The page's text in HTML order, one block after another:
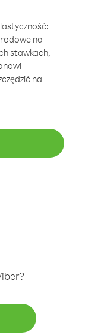
na
stawkach,
na